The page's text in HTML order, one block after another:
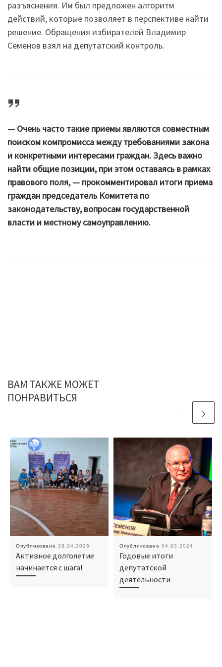
разъяснения. Им был предложен алгоритм
действий, которые позволяет в перспективе найти
решение. Обращения избирателей Владимир
Семенов взял на депутатский контроль.
— Очень часто такие приемы являются совместным
поиском компромисса между требованиями закона
и конкретными интересами граждан. Здесь важно
найти общие позиции, при этом оставаясь в рамках
правового поля, — прокомментировал итоги приема
граждан председатель Комитета по
законодательству, вопросам государственной
власти и местному самоуправлению.
ВАМ ТАКЖЕ МОЖЕТ
ПОНРАВИТЬСЯ
Опубликовано 28.04.2025
Активное долголетие
начинается с шага!
Опубликовано 04.03.2024
Годовые итоги
депутатской
деятельности